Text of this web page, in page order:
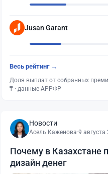
Jusan Garant
Весь рейтинг →
Доля выплат от собранных
₸ · данные АРРФР
Новости
Асель Каженова·9 августа
Почему в Казахстане
дизайн денег